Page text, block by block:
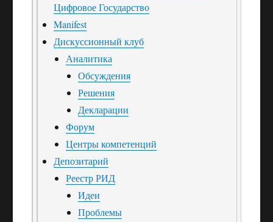
Цифровое Государство
Manifest
Дискуссионный клуб
Аналитика
Обсуждения
Решения
Декларации
Форум
Центры компетенций
Депозитарий
Реестр РИД
Идеи
Проблемы